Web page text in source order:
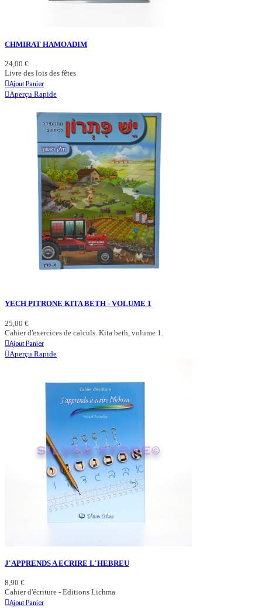
CHMIRAT HAMOADIM
24,00 €
Livre des lois des fêtes
Ajout Panier
Aperçu Rapide
YECH PITRONE KITA BETH - VOLUME 1
25,00 €
Cahier d'exercices de calculs. Kita beth, volume 1.
Ajout Panier
Aperçu Rapide
J'APPRENDS A ECRIRE L'HEBREU
8,90 €
Cahier d'écriture - Editions Lichma
Ajout Panier